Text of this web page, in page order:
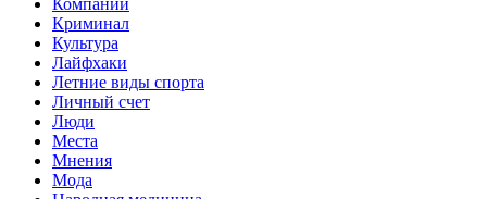
Криминал
Культура
Лайфхаки
Летние виды спорта
Личный счет
Люди
Места
Мнения
Мода